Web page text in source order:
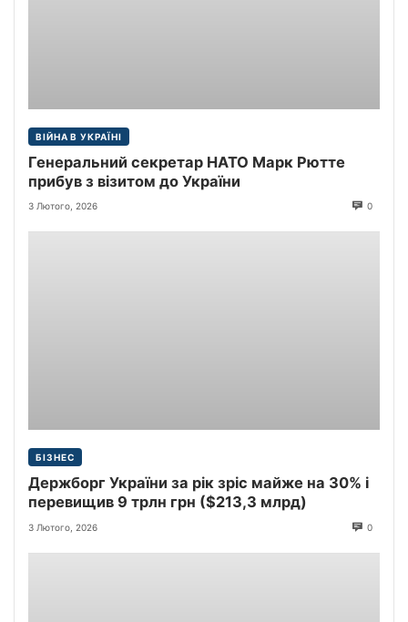
ВІЙНА В УКРАЇНІ
Генеральний секретар НАТО Марк Рютте
прибув з візитом до України
3 Лютого, 2026 0
БІЗНЕС
Держборг України за рік зріс майже на 30% і
перевищив 9 трлн грн ($213,3 млрд)
3 Лютого, 2026 0